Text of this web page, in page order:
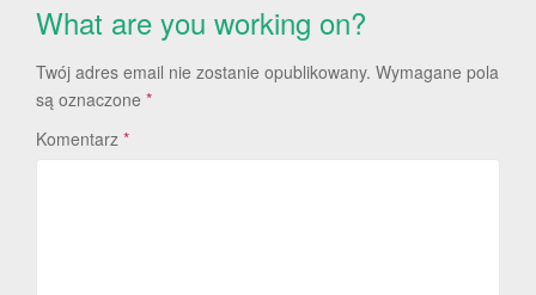
What are you working on?
Twój adres email nie zostanie opublikowany. Wymagane pola
są oznaczone *
Komentarz *